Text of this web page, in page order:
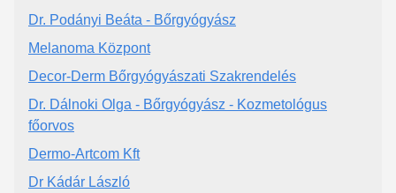
Dr. Podányi Beáta - Bőrgyógyász
Melanoma Központ
Decor-Derm Bőrgyógyászati Szakrendelés
Dr. Dálnoki Olga - Bőrgyógyász - Kozmetológus
főorvos
Dermo-Artcom Kft
Dr Kádár László